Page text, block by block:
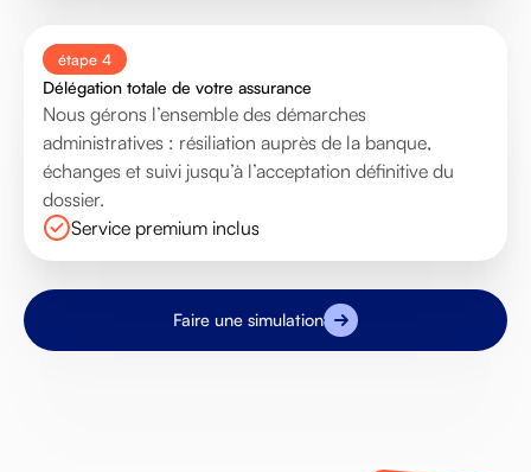
étape 4
Délégation totale de votre assurance
Nous gérons l’ensemble des démarches
administratives : résiliation auprès de la banque,
échanges et suivi jusqu’à l’acceptation définitive du
dossier.
Service premium inclus
Faire une simulation